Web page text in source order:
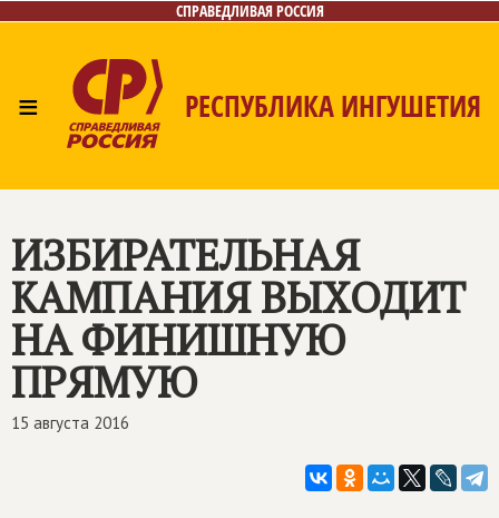
СПРАВЕДЛИВАЯ РОССИЯ
≡ РЕСПУБЛИКА ИНГУШЕТИЯ
ИЗБИРАТЕЛЬНАЯ
КАМПАНИЯ ВЫХОДИТ
НА ФИНИШНУЮ
ПРЯМУЮ
15 августа 2016